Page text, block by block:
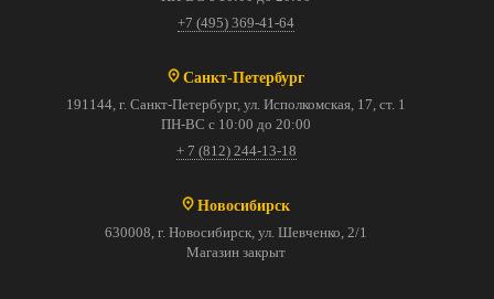
+7 (495) 369-41-64
Санкт-Петербург
191144, г. Санкт-Петербург, ул. Исполкомская, 17, ст. 1
ПН-ВС с 10:00 до 20:00
+ 7 (812) 244-13-18
Новосибирск
630008, г. Новосибирск, ул. Шевченко, 2/1
Магазин закрыт